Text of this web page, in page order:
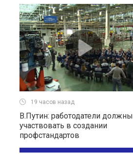
19 часов назад
В.Путин: работодатели должны
участвовать в создании
профстандартов